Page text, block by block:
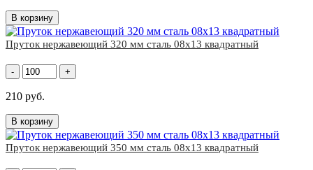
В корзину
Пруток нержавеющий 320 мм сталь 08х13 квадратный
- +
210 руб.
В корзину
Пруток нержавеющий 350 мм сталь 08х13 квадратный